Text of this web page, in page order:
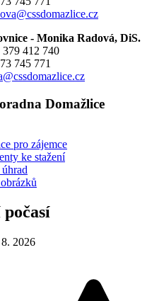
- Monika Radová, DiS.
412 740
745 771
Domažlice
pro zájemce
ke stažení
2026